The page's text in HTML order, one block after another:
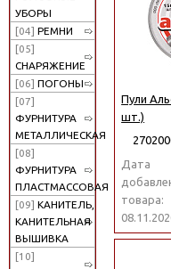
УБОРЫ
[04] РЕМНИ
[05]
СНАРЯЖЕНИЕ
[06] ПОГОНЫ
[07]
ФУРНИТУРА
МЕТАЛЛИЧЕСКАЯ
[08]
ФУРНИТУРА
ПЛАСТМАССОВАЯ
[09] КАНИТЕЛЬ,
КАНИТЕЛЬНАЯ
ВЫШИВКА
[10]
Пули
шт.)
Дата
товара: